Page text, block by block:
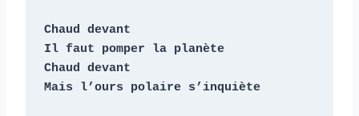
Chaud devant
Il faut pomper la planète
Chaud devant
Mais l’ours polaire s’inquiète